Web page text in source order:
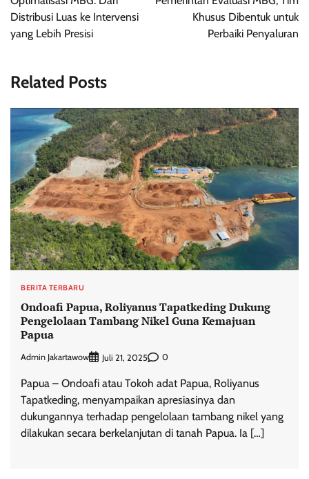
Distribusi Luas ke Intervensi
yang Lebih Presisi
Khusus Dibentuk untuk
Perbaiki Penyaluran
Related Posts
BERITA TERBARU
Ondoafi Papua, Roliyanus Tapatkeding Dukung
Pengelolaan Tambang Nikel Guna Kemajuan
Papua
Admin Jakartawow Juli 21, 2025 0
Papua – Ondoafi atau Tokoh adat Papua, Roliyanus
Tapatkeding, menyampaikan apresiasinya dan
dukungannya terhadap pengelolaan tambang nikel yang
dilakukan secara berkelanjutan di tanah Papua. Ia […]